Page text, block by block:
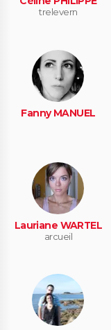
trelevern
Fanny MANUEL
Lauriane WARTEL
arcueil